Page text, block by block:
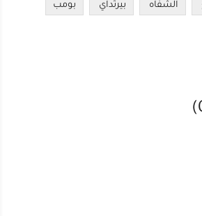
الشفاه بيرثداي بومب
)